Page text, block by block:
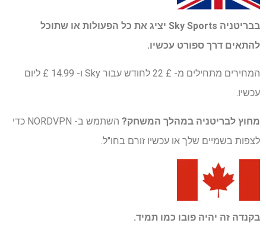
בבריטניה Sky Sports יציג את כל הפעולות או שתוכל
להתאים דרך ספורט עכשיו.
המחירים מתחילים מ- £ 22 לחודש עבור Sky ו- 14.99 £ ליום
עכשיו.
מחוץ לבריטניה במהלך המשחק?
השתמש ב- NORDVPN כדי
לצפות בשמיים שלך או עכשיו זורם בחו"ל.
בקנדה זה יהיה פובו כמו תמיד.